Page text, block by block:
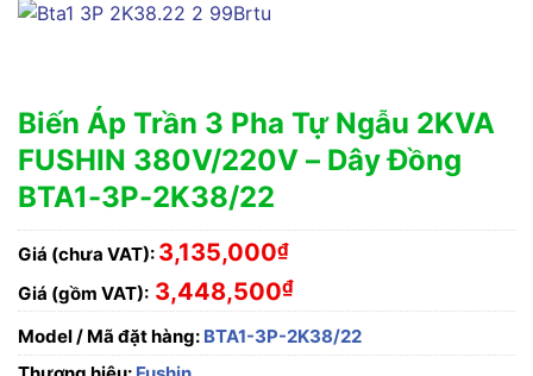
Biến Áp Trần 3 Pha Tự Ngẫu 2KVA
FUSHIN 380V/220V – Dây Đồng
BTA1-3P-2K38/22
Giá (chưa VAT): 3,135,000₫
Giá (gồm VAT): 3,448,500₫
Model / Mã đặt hàng: BTA1-3P-2K38/22